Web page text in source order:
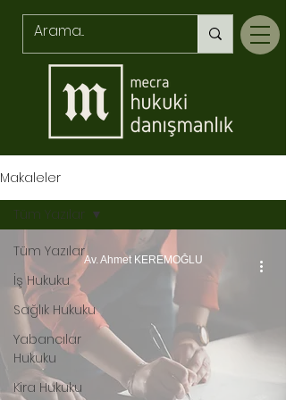
Makaleler
Tüm Yazılar
İş Hukuku
Sağlık Hukuku
Yabancılar
Hukuku
Kira Hukuku
Tüm Yazılar
Av. Ahmet KEREMOĞLU